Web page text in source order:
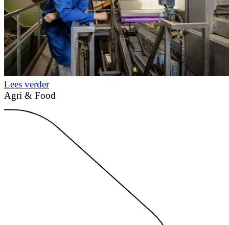
Lees verder
Agri & Food